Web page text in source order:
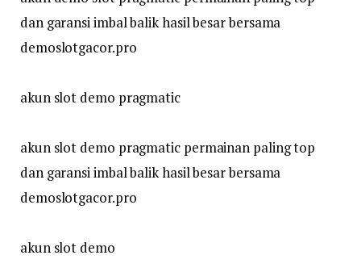
dan garansi imbal balik hasil besar bersama
demoslotgacor.pro
akun slot demo pragmatic
akun slot demo pragmatic permainan paling top
dan garansi imbal balik hasil besar bersama
demoslotgacor.pro
akun slot demo